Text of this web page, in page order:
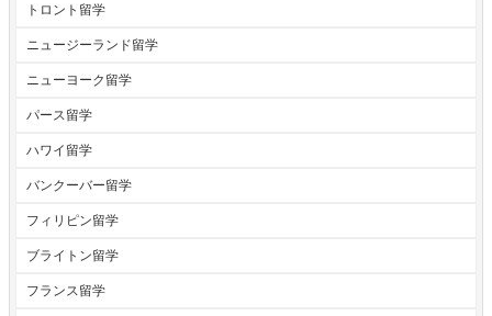
トロント留学
ニュージーランド留学
ニューヨーク留学
パース留学
ハワイ留学
バンクーバー留学
フィリピン留学
ブライトン留学
フランス留学